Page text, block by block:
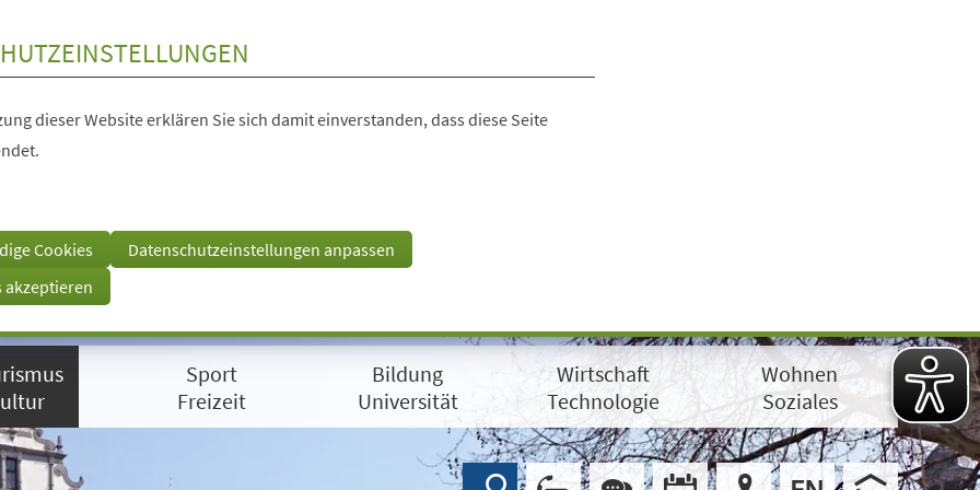
dieser Website erklären Sie sich damit einverstanden, dass diese Seite
Cookies
Datenschutzeinstellungen anpassen
akzeptieren
Sport
Freizeit
Bildung
Universität
Wirtschaft
Technologie
Wohnen
Soziales